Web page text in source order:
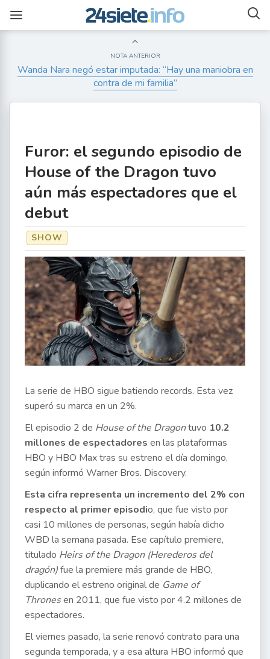
NOTA ANTERIOR
Wanda Nara negó estar imputada: “Hay una maniobra en
contra de mi familia”
Furor: el segundo episodio de
House of the Dragon tuvo
aún más espectadores que el
debut
SHOW
La serie de HBO sigue batiendo records. Esta vez
superó su marca en un 2%.
El episodio 2 de House of the Dragontuvo 10.2
millones de espectadores en las plataformas
HBO y HBO Max tras su estreno el día domingo,
según informó Warner Bros. Discovery.
Esta cifra representa un incremento del 2% con
respecto al primer episodio, que fue visto por
casi 10 millones de personas, según había dicho
WBD la semana pasada. Ese capítulo premiere,
titulado Heirs of the Dragon (Herederos del
dragón)fue la premiere más grande de HBO,
duplicando el estreno original de Game of
Thronesen 2011, que fue visto por 4.2 millones de
espectadores.
El viernes pasado, la serie renovó contrato para una
segunda temporada, y a esa altura HBO informó que